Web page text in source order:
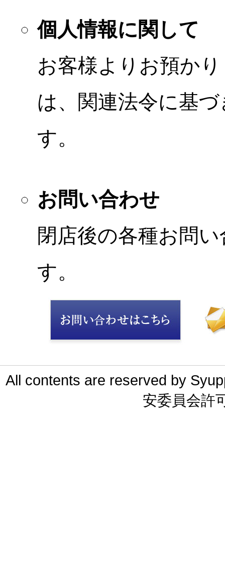
個人情報に関して
お客様よりお預か
は、関連法令に基
す。
お問い合わせ
閉店後の各種お問
す。
All contents are reserved by
安委員会許